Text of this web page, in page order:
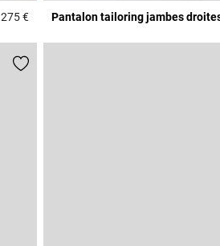
275 €3,9 out of 5 Customer Rating
Pantalon tailoring jambes